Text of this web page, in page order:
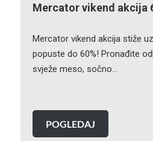
Mercator vikend akcija
Mercator vikend akcija stiže
popuste do 60%! Pronađite
svježe meso, sočno…
POGLEDAJ